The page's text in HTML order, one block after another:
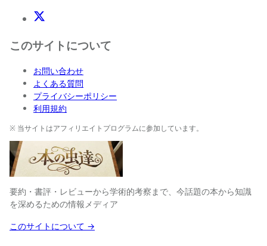
X(Twitter)
このサイトについて
お問い合わせ
よくある質問
プライバシーポリシー
利用規約
※ 当サイトはアフィリエイトプログラムに参加しています。
要約・書評・レビューから学術的考察まで、今話題の本から知識
を深めるための情報メディア
このサイトについて →